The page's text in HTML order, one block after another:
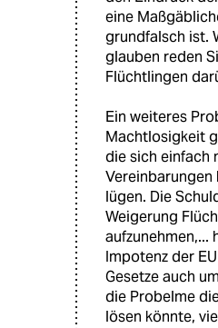
eine
grundfalsch ist.
glauben reden
Flüchtlingen
Ein weiteres
Machtlosigkeit
die sich einfach
lügen. Die
Weigerung
aufzunehmen,...
Impotenz der
Gesetze auch
die Probelme
lösen könnte,